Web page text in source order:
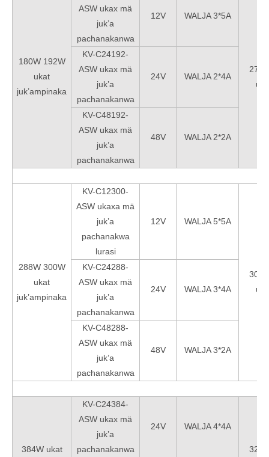
180W 192W
ukat
juk’ampinaka
ASW ukax mä
juk’a
pachanakanwa
12V WALJA 3*5A
KV-C24192-
ASW ukax mä
juk’a
pachanakanwa
24V WALJA 2*4A
KV-C48192-
ASW ukax mä
juk’a
pachanakanwa
48V WALJA 2*2A
288W 300W
ukat
juk’ampinaka
KV-C12300-
ASW ukaxa mä
juk’a
pachanakwa
lurasi
12V WALJA 5*5A
KV-C24288-
ASW ukax mä
juk’a
pachanakanwa
24V WALJA 3*4A
KV-C48288-
ASW ukax mä
juk’a
pachanakanwa
48V WALJA 3*2A
384W ukat
KV-C24384-
ASW ukax mä
juk’a
pachanakanwa
24V WALJA 4*4A